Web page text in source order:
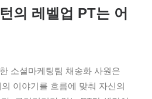
의 레벨업 PT는 어
소셜마케팅팀 채송화 사원은
이야기를 흐름에 맞춰 자신의